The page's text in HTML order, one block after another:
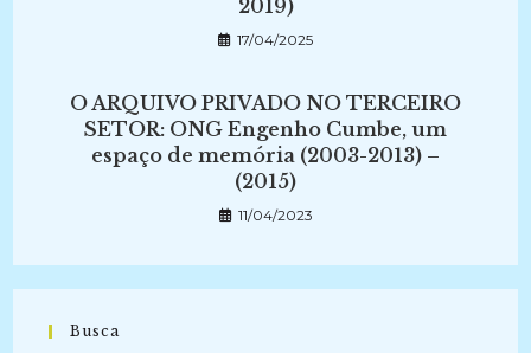
2019)
17/04/2025
O ARQUIVO PRIVADO NO TERCEIRO
SETOR: ONG Engenho Cumbe, um
espaço de memória (2003-2013) –
(2015)
11/04/2023
Busca